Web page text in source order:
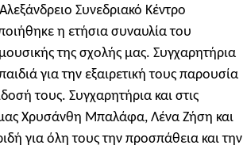
Συνεδριακό Κέντρο
η ετήσια συναυλία του
της σχολής μας. Συγχαρητήρια
για την εξαιρετική τους παρουσία
τους. Συγχαρητήρια και στις
Χρυσάνθη Μπαλάφα, Λένα Ζήση και
για όλη τους την προσπάθεια και την